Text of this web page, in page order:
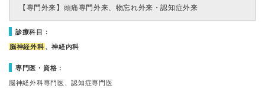
【専門外来】 頭痛専門外来、物忘れ外来・認知症外来
診療科目：
脳神経外科 、神経内科
専門医・資格：
脳神経外科専門医、認知症専門医